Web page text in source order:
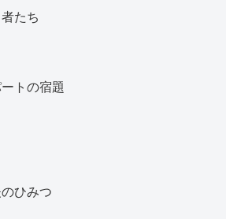
たち
トの宿題
ひみつ